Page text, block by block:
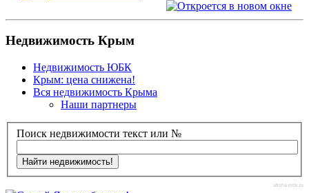
Недвижимость Крым
Недвижимость ЮБК
Крым: цена снижена!
Вся недвижимость Крыма
Наши партнеры
Поиск недвижимости текст или №
afisha-msk.ru